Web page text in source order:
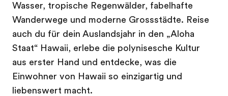
Wasser, tropische Regenwälder, fabelhafte
Wanderwege und moderne Grossstädte. Reise
auch du für dein Auslandsjahr in den „Aloha
Staat“ Hawaii, erlebe die polynisesche Kultur
aus erster Hand und entdecke, was die
Einwohner von Hawaii so einzigartig und
liebenswert macht.